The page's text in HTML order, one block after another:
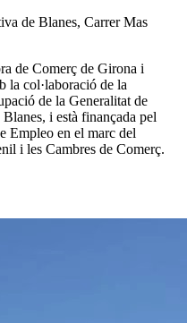
de Blanes, Carrer Mas
de Comerç de Girona i
la col·laboració de la
de la Generalitat de
i està finançada pel
Empleo en el marc del
i les Cambres de Comerç.